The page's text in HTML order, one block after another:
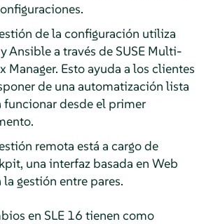
de la configuración utiliza
Ansible a través de SUSE Multi-
Manager. Esto ayuda a los clientes
de una automatización lista
funcionar desde el primer
remota está a cargo de
una interfaz basada en Web
la gestión entre pares.
en SLE 16 tienen como